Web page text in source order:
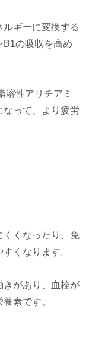
ギーに変換する
B1の吸収を高め
溶性アリチアミ
なって、より疲労
くくなったり、免
くなります。
きがあり、血栓が
素です。